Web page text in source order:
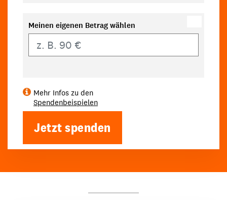
Meinen eigenen Betrag wählen
Mehr Infos zu den
Spendenbeispielen
Jetzt spenden